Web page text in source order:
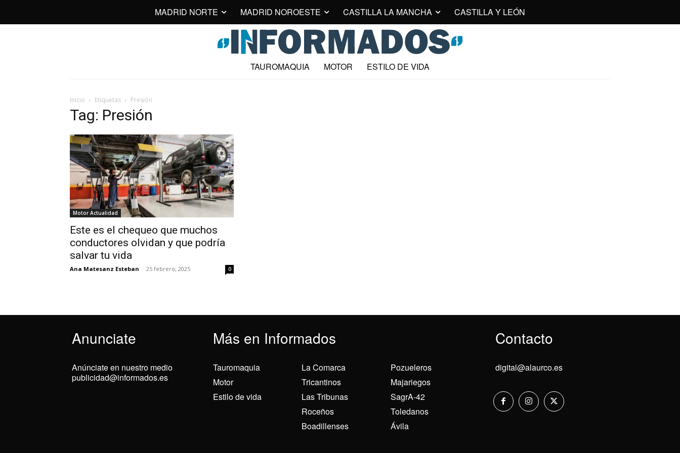
MADRID NORTE MADRID NOROESTE CASTILLA LA MANCHA CASTILLA Y LEÓN
TAUROMAQUIA MOTOR ESTILO DE VIDA
Inicio Etiquetas Presión
Tag: Presión
Motor Actualidad
Este es el chequeo que muchos
conductores olvidan y que podría
salvar tu vida
Ana Matesanz Esteban - 25 febrero, 2025 0
Anunciate Más en Informados Contacto
Anúnciate en nuestro medio
publicidad@informados.es
Tauromaquia
Motor
Estilo de vida
La Comarca
Tricantinos
Las Tribunas
Roceños
Boadillenses
Pozueleros
Majariegos
SagrA-42
Toledanos
Ávila
digital@alaurco.es